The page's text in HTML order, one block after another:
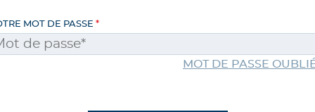
MOT DE PASSE
MOT DE PASSE